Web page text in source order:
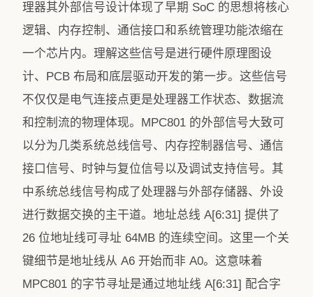
理器其外部信号设计体现了早期 SoC 的思想将核心
逻辑、内存控制、通信接口和系统管理功能浓缩在
一个芯片内。理解这些信号是进行硬件原理图设
计、PCB 布局和底层驱动开发的第一步。这些信号
不仅仅是电气连接点更是处理器工作状态、数据流
和控制流的物理体现。MPC801 的外部信号大致可
以分为几类系统总线信号、内存控制器信号、通信
接口信号、时钟与复位信号以及调试支持信号。其
中系统总线信号构成了处理器与外部存储器、外设
进行数据交换的主干道。地址总线 A[6:31] 提供了
26 位地址线可寻址 64MB 的连续空间。这里一个关
键细节是地址线从 A6 开始而非 A0。这意味着
MPC801 的字节寻址是通过地址线 A[6:31] 配合字